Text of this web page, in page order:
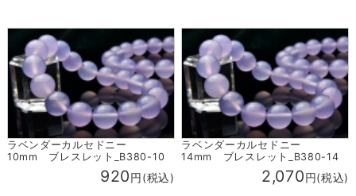
ラベンダーカルセドニー
10mm ブレスレット_B380-10
920円(税込)
ラベンダーカルセドニー
14mm ブレスレット_B380-14
2,070円(税込)